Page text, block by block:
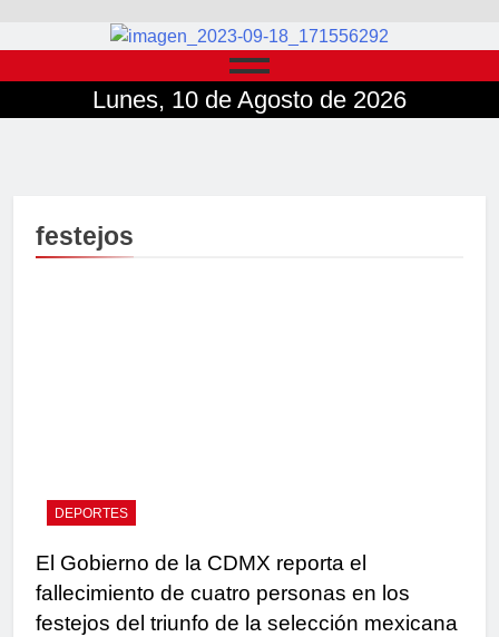
Lunes, 10 de Agosto de 2026
festejos
DEPORTES
El Gobierno de la CDMX reporta el
fallecimiento de cuatro personas en los
festejos del triunfo de la selección mexicana